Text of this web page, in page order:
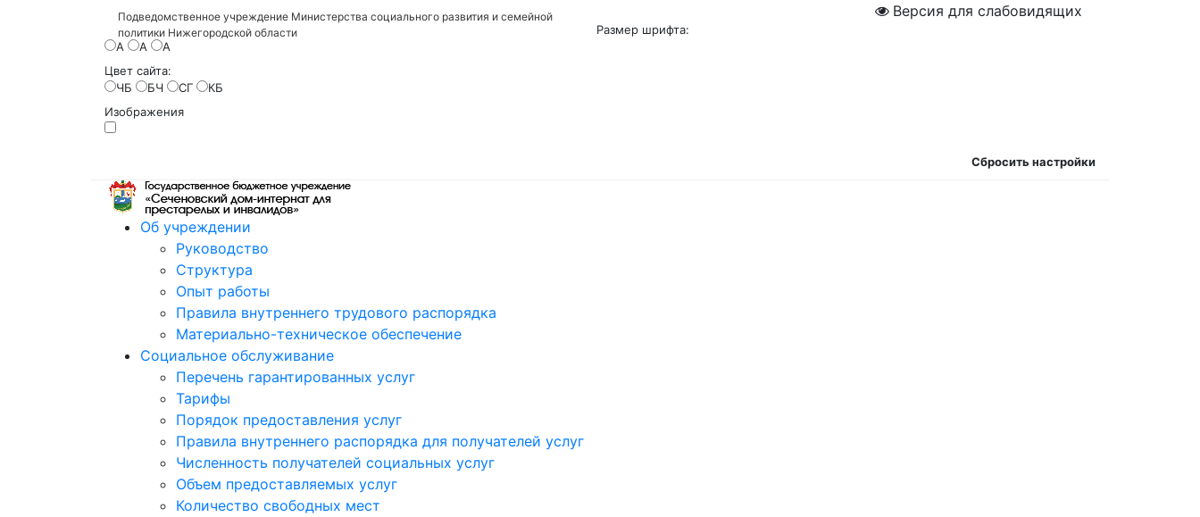
Подведомственное учреждение Министерства социального развития и семейной
политики Нижегородской области
Версия для слабовидящих
Размер шрифта:
A
A
A
Цвет сайта:
ЧБ
БЧ СГ
КБ
Изображения
Сбросить настройки
Об учреждении
Руководство
Структура
Опыт работы
Правила внутреннего трудового распорядка
Материально-техническое обеспечение
Социальное обслуживание
Перечень гарантированных услуг
Тарифы
Порядок предоставления услуг
Правила внутреннего распорядка для получателей услуг
Численность получателей социальных услуг
Объем предоставляемых услуг
Количество свободных мест